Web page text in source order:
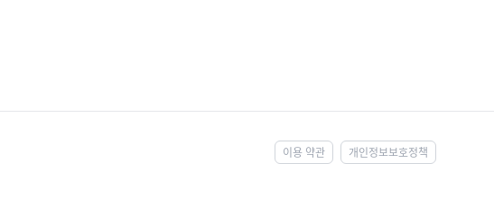
이용 약관 개인정보보호정책